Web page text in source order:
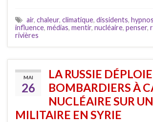
air, chaleur, climatique, dissidents,
influence, médias, mentir, nucléaire, penser,
rivières
MAI
26
LA RUSSIE
BOMBARDIERS À
NUCLÉAIRE SUR
MILITAIRE EN SYRIE